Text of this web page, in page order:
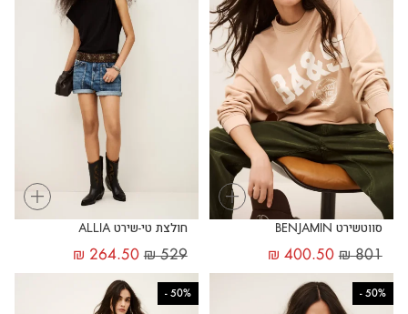
+
סווטשירט BENJAMIN
₪801
₪ 400.50
+
חולצת טי-שירט ALLIA
₪529
₪ 264.50
50%
-
50%
-